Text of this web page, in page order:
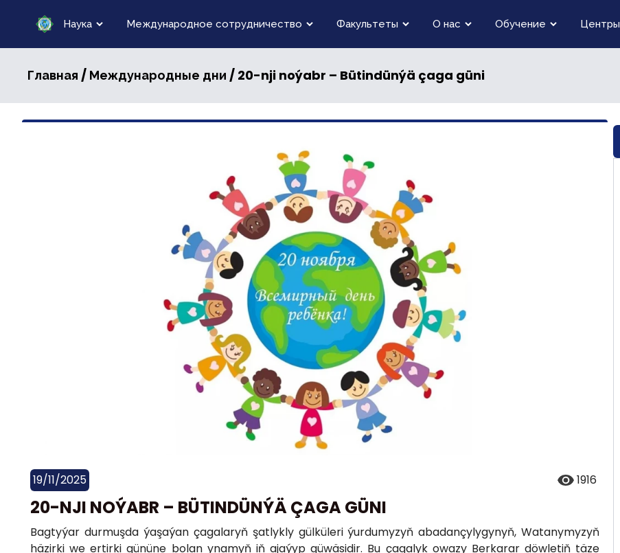
Наука Международное сотрудничество Факультеты О нас Обучение Центры
Главная / Международные дни / 20-nji noýabr – Bütindünýä çaga güni
19/11/2025 1916
20-NJI NOÝABR – BÜTINDÜNÝÄ ÇAGA GÜNI
Bagtyýar durmuşda ýaşaýan çagalaryň şatlykly gülküleri ýurdumyzyň abadançylygynyň, Watanymyzyň
häzirki we ertirki gününe bolan ynamyň iň ajaýyp güwäsidir. Bu çagalyk owazy Berkarar döwletiň täze